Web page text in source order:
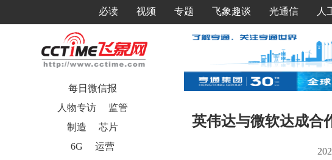
必读 视频 专题 飞象趣谈 光通信 人
每日微信报
人物专访
监管
制造
芯片
6G
运营
英伟达与微软达成合